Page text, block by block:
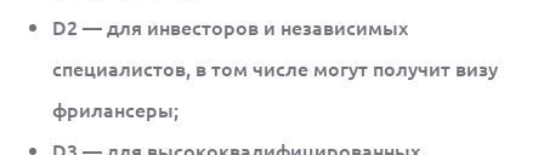
D2 — для инвесторов и независимых
специалистов, в том числе могут получит визу
фрилансеры;